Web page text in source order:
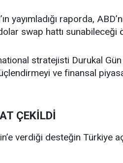
yayımladığı raporda,
swap hattı sunabileceği
stratejisti Durukal
ve finansal
ÇEKİLDİ
verdiği desteğin Türkiye